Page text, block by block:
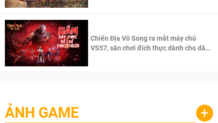
Chiến Địa Vô Song ra mắt máy chủ
VS57, sân chơi đích thực dành cho dân
ẢNH GAME +